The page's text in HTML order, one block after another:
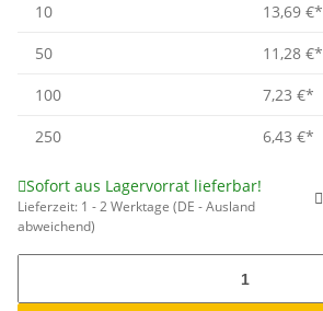
10 13,69 €*
50
11,28 €*
100
7,23 €*
250
6,43 €*
Sofort aus Lagervorrat lieferbar!
Lieferzeit: 1 - 2 Werktage (DE - Ausland
abweichend)